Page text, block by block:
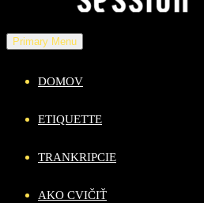
Primary Menu
DOMOV
ETIQUETTE
TRANKRIPCIE
AKO CVIČIŤ